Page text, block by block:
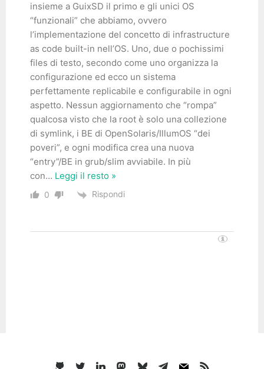
insieme a GuixSD il primo e gli unici OS
“funzionali” che abbiamo, ovvero
l’implementazione del concetto di infrastructure
as code built-in nell’OS. Uno, due o pochissimi
files di testo, secondo come uno organizza la
configurazione ed ecco un sistema
perfettamente replicabile e configurabile in ogni
aspetto. Nessun aggiornamento che “rompa”
qualcosa visto che la root è solo una collezione
di symlink, i BE di OpenSolaris/IllumOS “dei
poveri”, e ogni modifica crea una nuova
“entry”/BE in grub/slim avviabile. In più
con… Leggi il resto »
0 Rispondi